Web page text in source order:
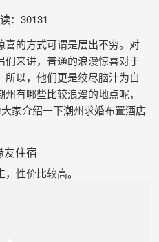
：30131
的方式可谓是层出不穷。对
来讲，普通的浪漫惊喜对于
以，他们更是绞尽脑汁为自
有哪些比较浪漫的地点呢，
家介绍一下潮州求婚布置酒店
友住宿
性价比较高。